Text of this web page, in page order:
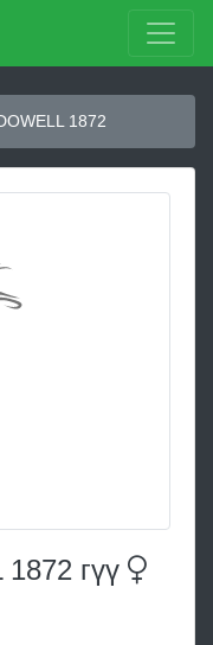
1872
1872 гүү